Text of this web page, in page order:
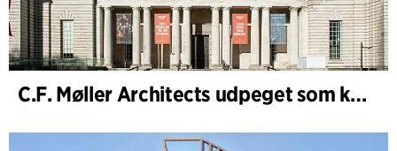
C.F. Møller Architects udpeget som konceptarkitekt for udviklingen af National Museum Cardiff